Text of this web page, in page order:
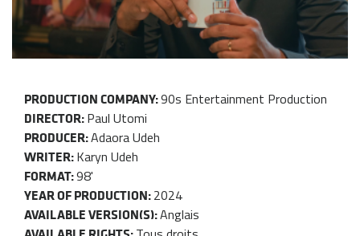
PRODUCTION COMPANY:90s Entertainment Production
DIRECTOR:Paul Utomi
PRODUCER:Adaora Udeh
WRITER:Karyn Udeh
FORMAT:98'
YEAR OF PRODUCTION:2024
AVAILABLE VERSION(S):Anglais